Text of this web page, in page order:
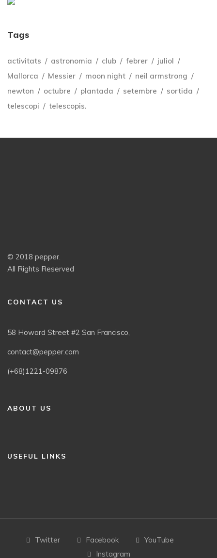
Tags
activitats astronomia club febrer
juliol
Mallorca
Messier moon night
neil armstrong
newton
octubre plantada setembre
sortida
telescopi
telescopis.
© 2018 pepper.
All Rights Reserved
CONTACT US
58 Howard Street #2 San Francisco,
contact@pepper.com
(+68)1221-09876
ABOUT US
USEFUL LINKS
Twitter Facebook
YouTube
Instagram